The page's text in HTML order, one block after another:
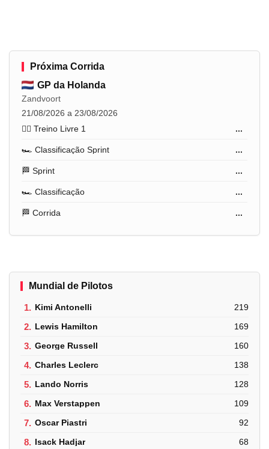
Próxima Corrida
GP da Holanda
Zandvoort
21/08/2026 a 23/08/2026
🏋️‍♂️ Treino Livre 1
...
🏎️ Classificação Sprint ...
🏁 Sprint ...
🏎️ Classificação ...
🏁 Corrida ...
Mundial de Pilotos
1. Kimi Antonelli 219
2. Lewis Hamilton 169
3. George Russell 160
4. Charles Leclerc 138
5. Lando Norris 128
6. Max Verstappen 109
7. Oscar Piastri 92
8. Isack Hadjar 68